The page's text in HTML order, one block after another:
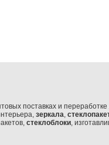
поставках и
зеркала,
стеклоблоки,